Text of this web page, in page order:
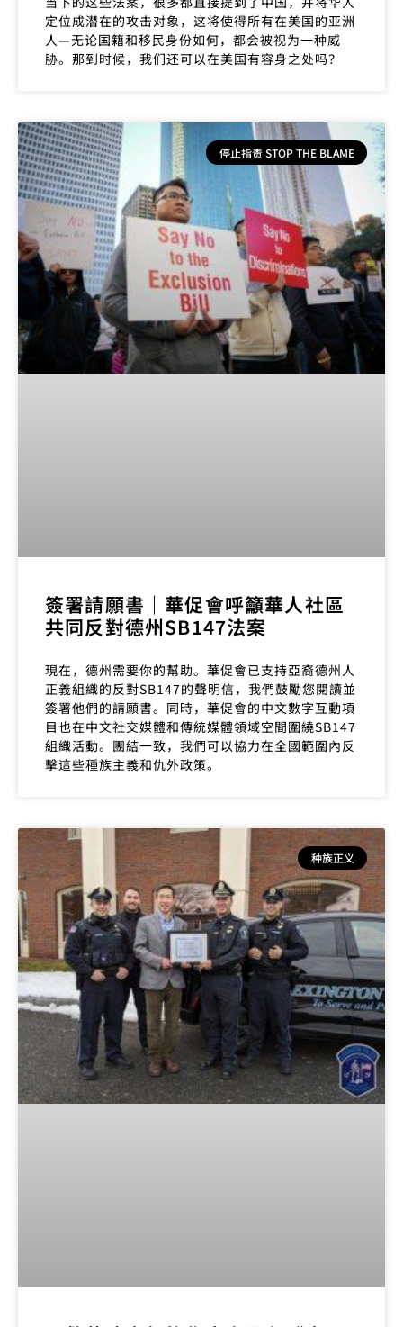
定位成潜在的攻击对象，这将使得所有在美国的亚洲
人—无论国籍和移民身份如何，都会被视为一种威
胁。那到时候，我们还可以在美国有容身之处吗？
停止指责 STOP THE BLAME
簽署請願書｜華促會呼籲華人社區
共同反對德州SB147法案
現在，德州需要你的幫助。華促會已支持亞裔德州人
正義組織的反對SB147的聲明信，我們鼓勵您閱讀並
簽署他們的請願書。同時，華促會的中文數字互動項
目也在中文社交媒體和傳統媒體領域空間圍繞SB147
組織活動。團結一致，我們可以協力在全國範圍內反
擊這些種族主義和仇外政策。
种族正义